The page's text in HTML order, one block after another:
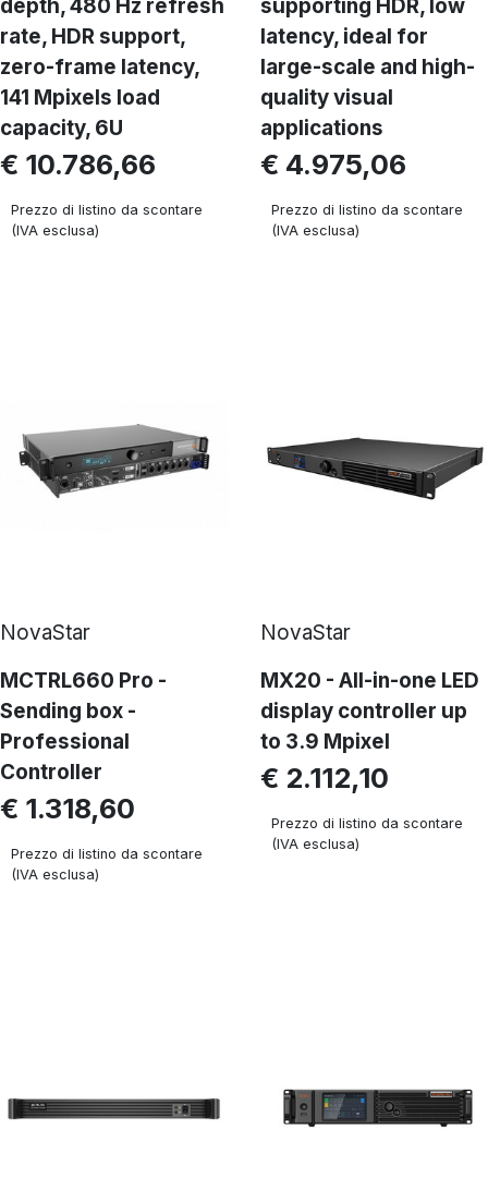
depth, 480 Hz refresh
rate, HDR support,
zero-frame latency,
141 Mpixels load
capacity, 6U
€ 10.786,66
Prezzo di listino da scontare
(IVA esclusa)
supporting HDR, low
latency, ideal for
large-scale and high-
quality visual
applications
€ 4.975,06
Prezzo di listino da scontare
(IVA esclusa)
NovaStar
MCTRL660 Pro -
Sending box -
Professional
Controller
€ 1.318,60
Prezzo di listino da scontare
(IVA esclusa)
NovaStar
MX20 - All-in-one LED
display controller up
to 3.9 Mpixel
€ 2.112,10
Prezzo di listino da scontare
(IVA esclusa)